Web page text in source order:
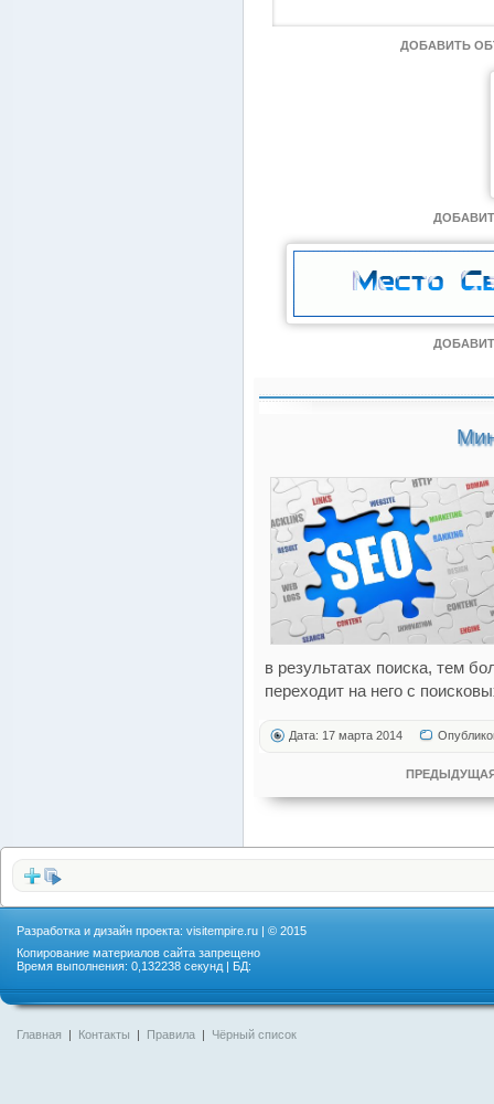
ДОБАВИТЬ
в результатах поиска, тем
переходит на него с
Дата: 17 марта 2014
Разработка и дизайн проекта: visitempire.ru | © 2015
Копирование материалов сайта запрещено
Время выполнения: 0,132238 секунд | БД:
Главная | Контакты | Правила | Чёрный список